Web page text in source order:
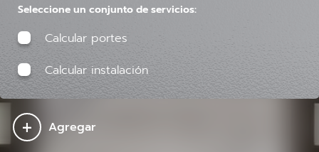
Seleccione un conjunto de servicios:
Calcular portes
Calcular instalación
+ Agregar